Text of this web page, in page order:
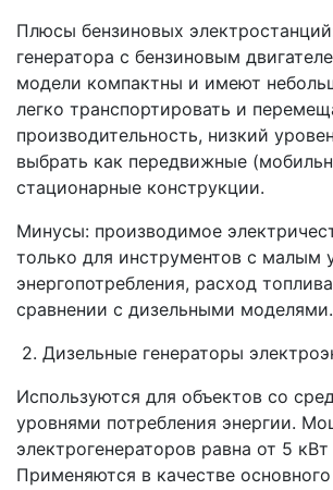
Плюсы бензиновых
генератора с бензиновым
модели компактны и имеют
легко транспортировать и
производительность, низкий
выбрать как передвижные
стационарные конструкции.
Минусы: производимое
только для инструментов с малым
энергопотребления, расход
сравнении с дизельными моделями.
2. Дизельные генераторы
Используются для объектов со
уровнями потребления энергии.
электрогенераторов равна от 5
Применяются в качестве